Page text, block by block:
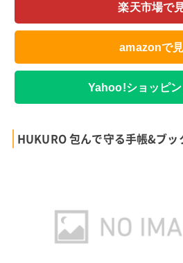
楽天市場で
amazonで
Yahoo!ショッピ
HUKURO 包んで守る手帳&ブッ